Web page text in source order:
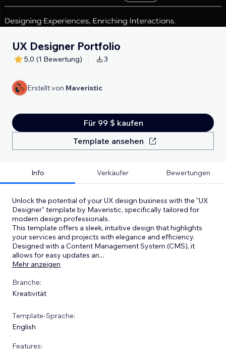
UX Designer Portfolio
5,0 (1 Bewertung) 3
Erstellt von Maveristic
Für 99 $ kaufen
Template ansehen
Info Verkäufer Bewertungen
Unlock the potential of your UX design business with the "UX
Designer" template by Maveristic, specifically tailored for
modern design professionals.
This template offers a sleek, intuitive design that highlights
your services and projects with elegance and efficiency.
Designed with a Content Management System (CMS), it
allows for easy updates an...
Mehr anzeigen
Branche:
Kreativität
Template-Sprache:
English
Features: